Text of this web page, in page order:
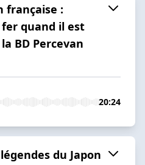
française :
quand il est
BD Percevan
20:24
du Japon